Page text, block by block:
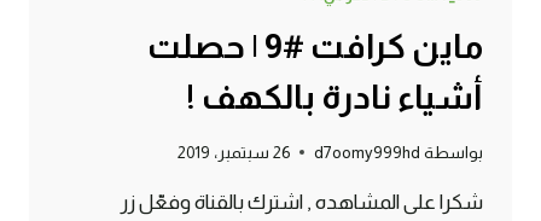
ماين كرافت #9 | حصلت
أشياء نادرة بالكهف !
بواسطة d7oomy999hd 26 سبتمبر، 2019
شكرا على المشاهده , اشترك بالقناة وفعّل زر